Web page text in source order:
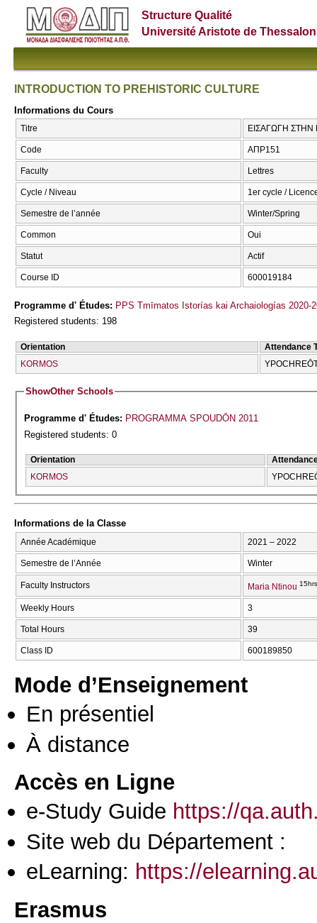
Structure Qualité
Université Aristote de
INTRODUCTION TO PREHISTORIC CULTURE
Informations du Cours
Titre ΕΙΣΑΓΩΓΗ ΣΤΗΝ
Code ΑΠΡ151
Faculty Lettres
Cycle / Niveau 1er cycle /
Semestre de l’année Winter/Spring
Common Oui
Statut Actif
Course ID 600019184
Programme d' Études: PPS Tmīmatos Istorías kai Archaiologías 2020-
Registered students: 198
Orientation
Attendance
KORMOS
ShowOther Schools
Programme d' Études: PROGRAMMA SPOUDŌN 2011
Registered students: 0
Orientation
KORMOS
Informations de la Classe
Année Académique 2021 – 2022
Semestre de l’Année Winter
Faculty Instructors Maria Ntinou 15hrs
Weekly Hours 3
Total Hours 39
Class ID 600189850
Mode d’Enseignement
En présentiel
À distance
Accès en Ligne
e-Study Guide https://
Site web du Département :
eLearning: https://
Erasmus